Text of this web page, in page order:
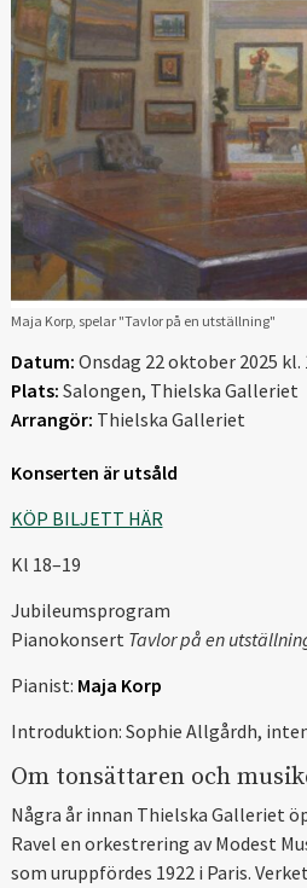
Maja Korp, spelar "Tavlor på en utställning"
Datum: Onsdag 22 oktober 2025 kl.
Plats: Salongen, Thielska Galleriet
Arrangör: Thielska Galleriet
Konserten är utsåld
KÖP BILJETT HÄR
Kl 18–19
Jubileumsprogram
Pianokonsert Tavlor på en
Pianist: Maja Korp
Introduktion: Sophie Allgårdh,
Om tonsättaren och
Några år innan Thielska Galleriet
Ravel en orkestrering av Modest
som uruppfördes 1922 i Paris.